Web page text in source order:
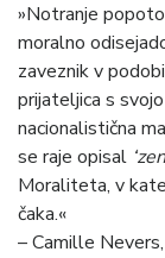
»Notranje
moralno
zaveznik v
prijateljica s
nacionalistična
se raje opisal
Moraliteta, v
čaka.«
– Camille Nevers,